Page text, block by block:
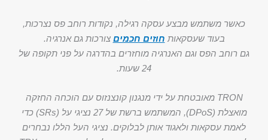
כאשר משתמש מבצע עסקה רגילה, נקודות רוחב פס נצרכות,
בעוד שעסקאות חוזים חכמים צורכות גם אנרגיה.
גם רוחב הפס וגם האנרגיה מוחזרים בהדרגה על פני תקופה של
24 שעות.
TRON מאובטחת על ידי מנגנון קונצנזוס עם הוכחה החזקה
מואצלת (DPoS), המשתמש ברשת של 27 נציגי על (SRs) כדי
לאמת עסקאות ולאגוד אותן לבלוקים. נציגי העל הללו נבחרים